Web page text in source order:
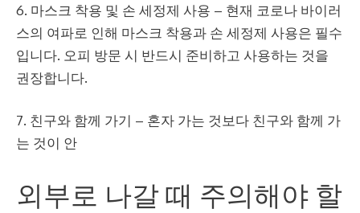
6. 마스크 착용 및 손 세정제 사용 – 현재 코로나 바이러
스의 여파로 인해 마스크 착용과 손 세정제 사용은 필수
입니다. 오피 방문 시 반드시 준비하고 사용하는 것을
권장합니다.
7. 친구와 함께 가기 – 혼자 가는 것보다 친구와 함께 가
는 것이 안
외부로 나갈 때 주의해야 할